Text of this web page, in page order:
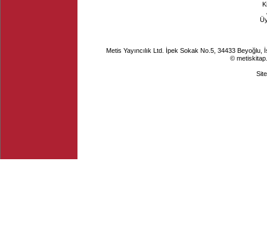
Metis Yayıncılık Ltd. İpek Sokak No.5, 34433
©